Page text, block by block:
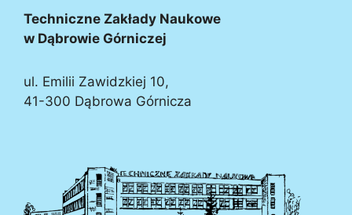
Techniczne Zakłady Naukowe
w Dąbrowie Górniczej
ul. Emilii Zawidzkiej 10,
41-300 Dąbrowa Górnicza